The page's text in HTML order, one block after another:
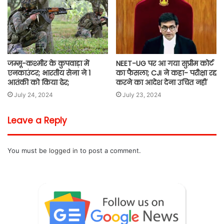
जम्मू-कश्मीर के कुपवाड़ा में
एनकाउंटर; भारतीय सेना ने 1
आतंकी को किया ढेर;
July 24, 2024
NEET-UG पर आ गया सुप्रीम कोर्ट
का फैसला; CJI ने कहा- परीक्षा रद्द
करने का आदेश देना उचित नहीं
July 23, 2024
Leave a Reply
You must be logged in to post a comment.